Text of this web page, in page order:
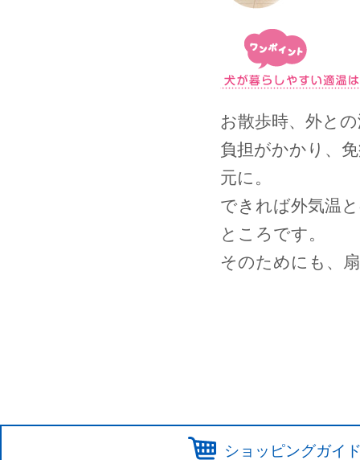
お散歩時、外と
負担がかかり、
元に。
できれば外気温
ところです。
そのためにも、
ショッピングガイ